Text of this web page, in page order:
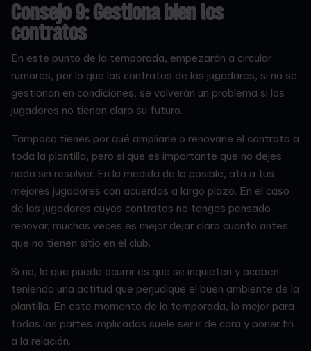
Consejo 9: Gestiona bien los
contratos
En este punto de la temporada, empezarán a circular
rumores, por lo que los contratos de los jugadores, si no se
gestionan en condiciones, se volverán un problema si los
jugadores no tienen claro su futuro.
Tampoco tienes por qué ampliarle o renovarle el contrato a
toda la plantilla, pero sí que es importante que no dejes
nada sin resolver. En la medida de lo posible, ata a tus
mejores jugadores con acuerdos a largo plazo. En el caso
de los jugadores cuyos contratos no tengas pensado
renovar, muchas veces es mejor dejar claro cuanto antes
que no tienen sitio en el club.
Si no, lo que puede ocurrir es que se inquieten y acaben
teniendo una actitud que perjudique el buen ambiente de la
plantilla. En este momento de la temporada, lo mejor para
todas las partes implicadas suele ser ir de cara y poner fin
a la relación.